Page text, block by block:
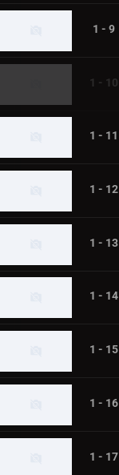
1 - 9
1 - 10
1 - 11
1 - 12
1 - 13
1 - 14
1 - 15
1 - 16
1 - 17